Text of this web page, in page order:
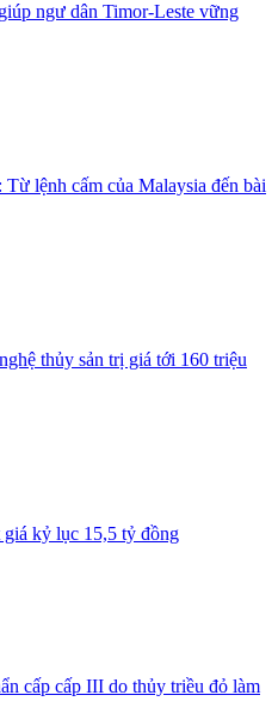
ngư dân Timor-Leste vững
lệnh cấm của Malaysia đến bài
thủy sản trị giá tới 160 triệu
kỷ lục 15,5 tỷ đồng
cấp cấp III do thủy triều đỏ làm